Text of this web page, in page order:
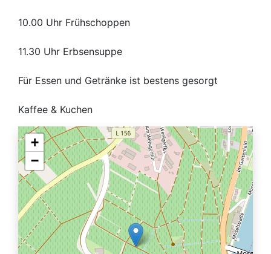
10.00 Uhr Frühschoppen
11.30 Uhr Erbsensuppe
Für Essen und Getränke ist bestens gesorgt
Kaffee & Kuchen
+
−